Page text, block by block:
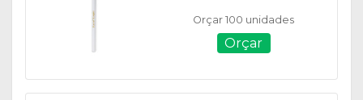
Orçar 100 unidades
Orçar